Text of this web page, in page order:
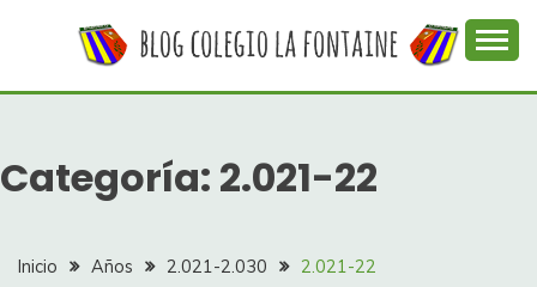
COLEGIO LA
FONTAINE
colegio La Fontaine
Categoría: 2.021-22
Inicio Años 2.021-2.030 2.021-22